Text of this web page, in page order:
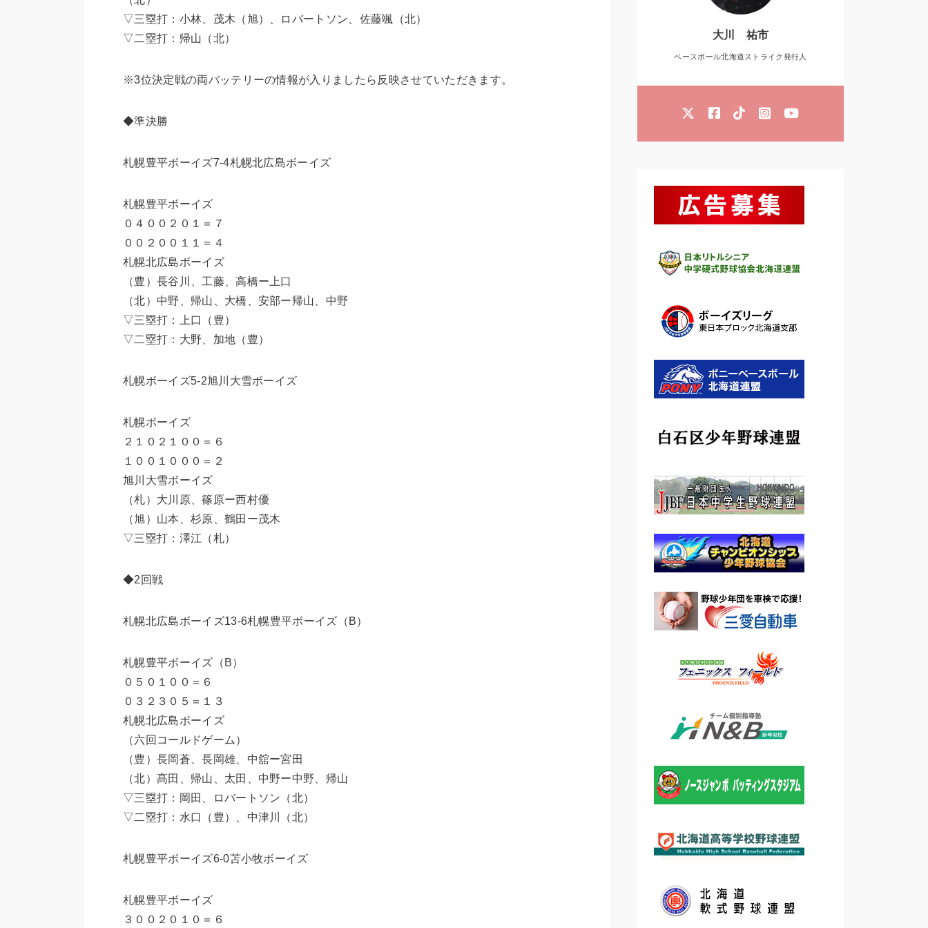
▽三塁打：小林、茂木（旭）、ロバートソン、佐藤颯（北）
▽二塁打：帰山（北）
※3位決定戦の両バッテリーの情報が入りましたら反映させていただきます。
◆準決勝
札幌豊平ボーイズ7-4札幌北広島ボーイズ
札幌豊平ボーイズ
０４００２０１＝７
００２００１１＝４
札幌北広島ボーイズ
（豊）長谷川、工藤、高橋ー上口
（北）中野、帰山、大橋、安部ー帰山、中野
▽三塁打：上口（豊）
▽二塁打：大野、加地（豊）
札幌ボーイズ5-2旭川大雪ボーイズ
札幌ボーイズ
２１０２１００＝６
１００１０００＝２
旭川大雪ボーイズ
（札）大川原、篠原ー西村優
（旭）山本、杉原、鶴田ー茂木
▽三塁打：澤江（札）
◆2回戦
札幌北広島ボーイズ13-6札幌豊平ボーイズ（B）
札幌豊平ボーイズ（B）
０５０１００＝６
０３２３０５＝１３
札幌北広島ボーイズ
（六回コールドゲーム）
（豊）長岡蒼、長岡雄、中舘ー宮田
（北）髙田、帰山、太田、中野ー中野、帰山
▽三塁打：岡田、ロバートソン（北）
▽二塁打：水口（豊）、中津川（北）
札幌豊平ボーイズ6-0苫小牧ボーイズ
札幌豊平ボーイズ
３００２０１０＝６
大川 祐市
ベースボール北海道ストライク発行人